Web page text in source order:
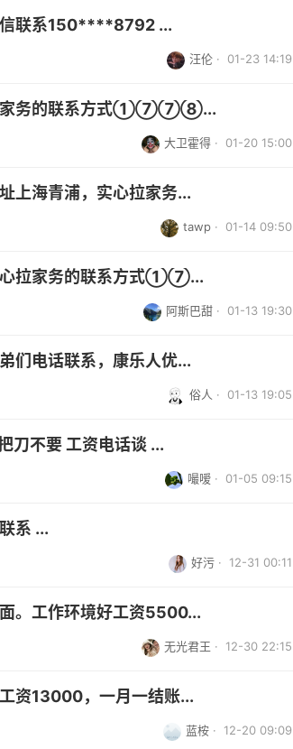
信联系150****8792 ...
汪伦 · 01-23 14:19
拉家务的联系方式①⑦⑦⑧...
大卫霍得 · 01-20 15:00
上海青浦，实心拉家务...
tawp · 01-14 09:50
心拉家务的联系方式①⑦...
阿斯巴甜 · 01-13 19:30
们电话联系，康乐人优...
俗人 · 01-13 19:05
刀不要 工资电话谈 ...
嘬嗳 · 01-05 09:15
系 ...
好污 · 12-31 00:11
。工作环境好工资5500...
无光君王 · 12-30 22:15
资13000，一月一结账...
蓝桉 · 12-20 09:09